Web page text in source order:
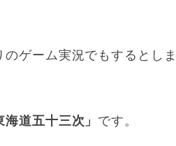
ゲーム実況でもするとしま
道五十三次」 です。